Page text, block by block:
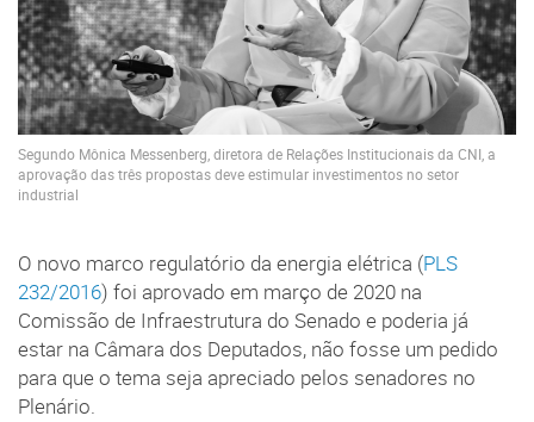
Segundo Mônica Messenberg, diretora de Relações Institucionais da CNI, a
aprovação das três propostas deve estimular investimentos no setor
industrial
O novo marco regulatório da energia elétrica (PLS
232/2016) foi aprovado em março de 2020 na
Comissão de Infraestrutura do Senado e poderia já
estar na Câmara dos Deputados, não fosse um pedido
para que o tema seja apreciado pelos senadores no
Plenário.